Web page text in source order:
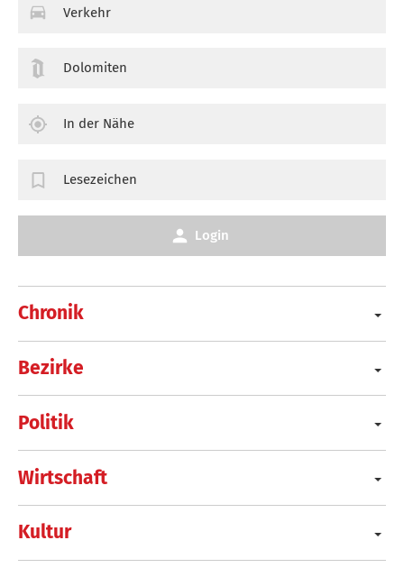
Chronik
Bezirke
Politik
Wirtschaft
Kultur
Verkehr
Dolomiten
In der Nähe
Lesezeichen
Login